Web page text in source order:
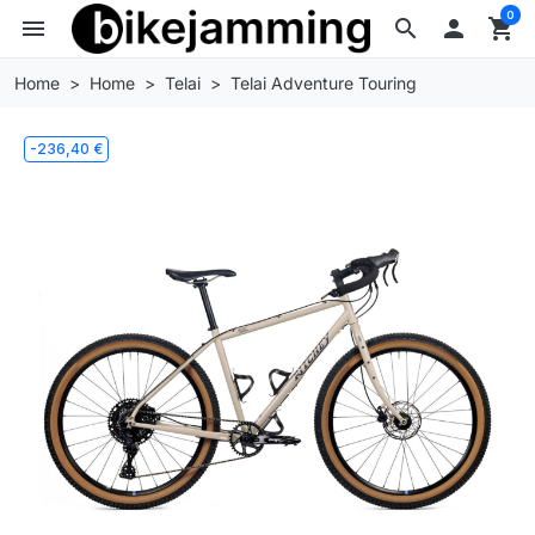
search
menu  shopping_cart
0
Home Home Telai Telai Adventure Touring
-236,40 €